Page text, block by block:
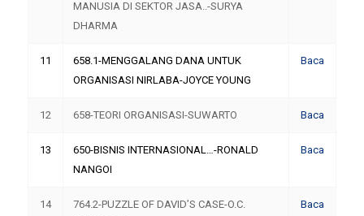
MANUSIA DI SEKTOR JASA..-SURYA
DHARMA
11
658.1-MENGGALANG DANA UNTUK
ORGANISASI NIRLABA-JOYCE YOUNG
Baca
12 658-TEORI ORGANISASI-SUWARTO Baca
13
650-BISNIS INTERNASIONAL…-RONALD
NANGOI
Baca
14
764.2-PUZZLE OF DAVID’S CASE-O.C.
Baca